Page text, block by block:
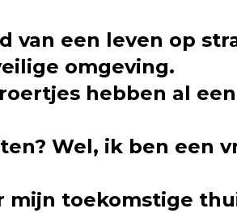
van een leven op
omgeving.
hebben al
Wel, ik ben een
mijn toekomstige